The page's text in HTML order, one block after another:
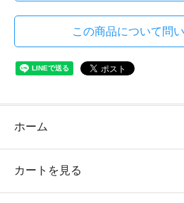
この商品について問
ホーム
カートを見る